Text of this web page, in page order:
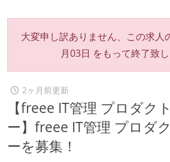
大変申し訳ありません、この求人
月03日 をもって終了致し
2ヶ月前更新
【freee IT管理 プロダク
ー】freee IT管理 プロダ
ーを募集！